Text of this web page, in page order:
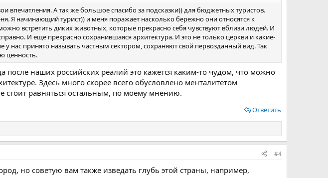
впечатления. А так же большое спасибо за подсказки)) для бюджетных туристов.
Я начинающий турист)) и меня поражает насколько бережно они относятся к
встретить диких животных, которые прекрасно себя чувствуют вблизи людей. И
И еще прекрасно сохранившаяся архитектура. И это не только церкви и какие-
нас принято называть частным сектором, сохраняют свой первозданный вид. Так
ценность.
после наших российских реалий это кажется каким-то чудом, что можно
Здесь много скорее всего обусловлено менталитетом
стоит равняться остальным, по моему мнению.
Ответить
#4
но советую вам также изведать глубь этой страны, например,